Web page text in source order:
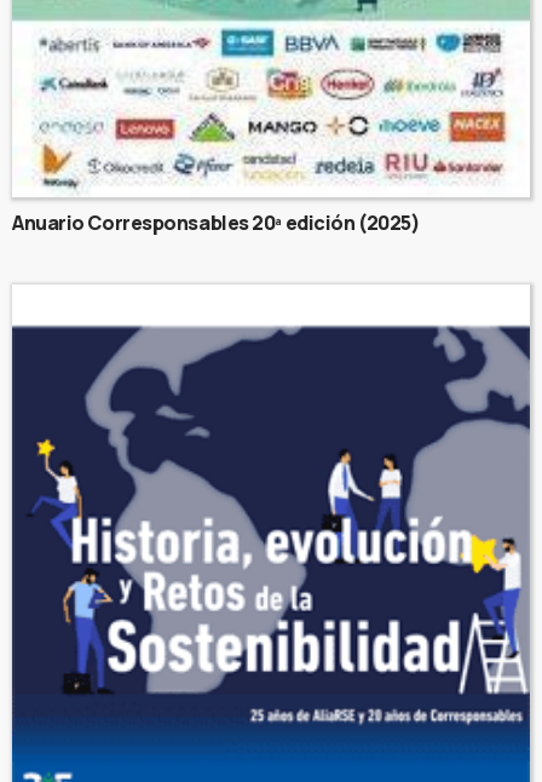
Anuario Corresponsables 20ª edición (2025)